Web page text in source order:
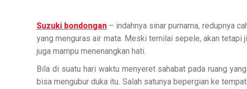
Suzuki bondongan – indahnya sinar purnama, redupnya
yang menguras air mata. Meski ternilai sepele, akan tetapi
juga mampu menenangkan hati.
Bila di suatu hari waktu menyeret sahabat pada ruang
bisa mengubur duka itu. Salah satunya bepergian ke